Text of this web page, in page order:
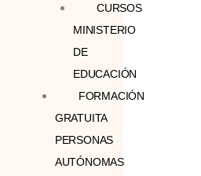
CURSOS
MINISTERIO
DE
EDUCACIÓN
FORMACIÓN
GRATUITA
PERSONAS
AUTÓNOMAS